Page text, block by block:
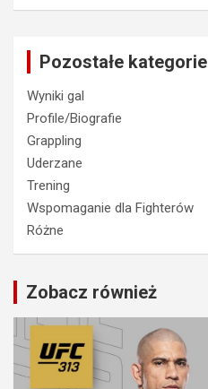
Pozostałe kategorie
Wyniki gal
Profile/Biografie
Grappling
Uderzane
Trening
Wspomaganie dla Fighterów
Różne
Zobacz również